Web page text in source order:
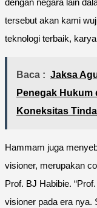
tersebut akan kami
teknologi terbaik,
Baca : Jaksa
Penegak Hukum
Koneksitas
Hammam juga
visioner, merupakan
Prof. BJ Habibie.
visioner pada era nya.